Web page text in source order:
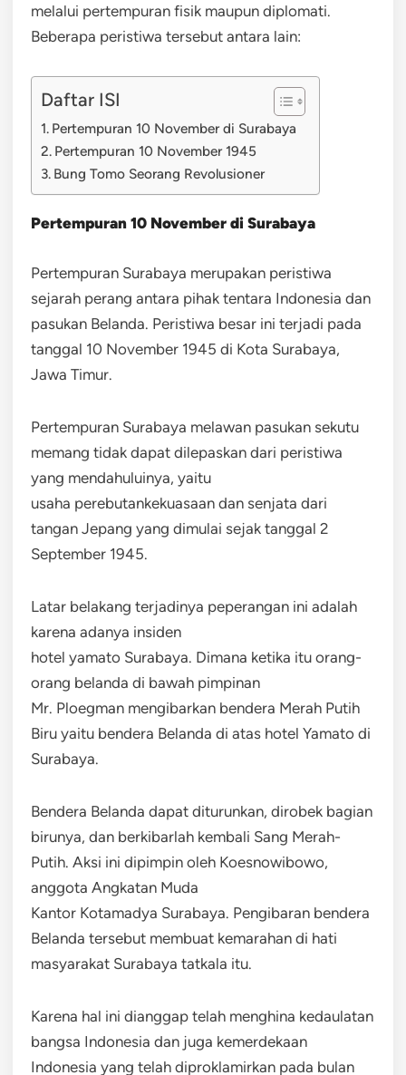
melalui pertempuran fisik maupun diplomati.
Beberapa peristiwa tersebut antara lain:
Daftar ISI
Pertempuran 10 November di Surabaya
Pertempuran 10 November 1945
Bung Tomo Seorang Revolusioner
Pertempuran 10 November di Surabaya
Pertempuran Surabaya merupakan peristiwa
sejarah perang antara pihak tentara Indonesia dan
pasukan Belanda. Peristiwa besar ini terjadi pada
tanggal 10 November 1945 di Kota Surabaya,
Jawa Timur.
Pertempuran Surabaya melawan pasukan sekutu
memang tidak dapat dilepaskan dari peristiwa
yang mendahuluinya, yaitu
usaha perebutankekuasaan dan senjata dari
tangan Jepang yang dimulai sejak tanggal 2
September 1945.
Latar belakang terjadinya peperangan ini adalah
karena adanya insiden
hotel yamato Surabaya. Dimana ketika itu orang-
orang belanda di bawah pimpinan
Mr. Ploegman mengibarkan bendera Merah Putih
Biru yaitu bendera Belanda di atas hotel Yamato di
Surabaya.
Bendera Belanda dapat diturunkan, dirobek bagian
birunya, dan berkibarlah kembali Sang Merah-
Putih. Aksi ini dipimpin oleh Koesnowibowo,
anggota Angkatan Muda
Kantor Kotamadya Surabaya. Pengibaran bendera
Belanda tersebut membuat kemarahan di hati
masyarakat Surabaya tatkala itu.
Karena hal ini dianggap telah menghina kedaulatan
bangsa Indonesia dan juga kemerdekaan
Indonesia yang telah diproklamirkan pada bulan